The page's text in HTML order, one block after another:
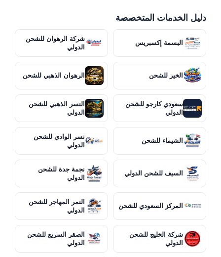
دليل الخدمات المتخصصة
البسمة إكسبريس
شركة الرهوان للشحن
الدولي
الخير للشحن الرهوان الذهبي للشحن
سعودي كارجو للشحن
الدولي
النسر الذهبي للشحن
الدولي
الشيماء للشحن
نسر الوادي للشحن
الدولي
السيف للشحن الدولي
نجمة جدة للشحن
الدولي
المركز السعودي للشحن
النمر المهاجر للشحن
الدولي
شركة الخليج للشحن
الدولي
الصقر السريع للشحن
الدولي